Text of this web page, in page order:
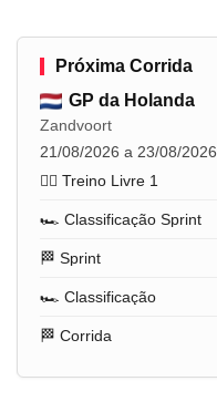
Próxima Corrida
GP da Holanda
Zandvoort
21/08/2026 a 23/08/2026
🏋️‍♂️ Treino Livre 1
🏎️ Classificação Sprint
🏁 Sprint
🏎️ Classificação
🏁 Corrida